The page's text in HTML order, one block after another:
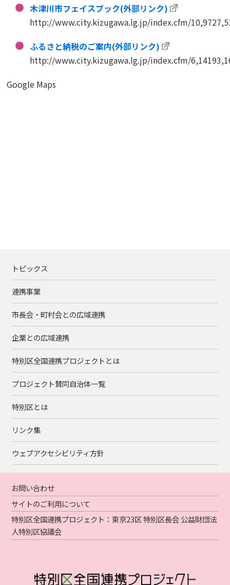
木津川市フェイスブック(外部リンク)
http://www.city.kizugawa.lg.jp/index.cfm/
ふるさと納税のご案内(外部リンク)
http://www.city.kizugawa.lg.jp/index.cfm/
Google Maps
トピックス
連携事業
市長会・町村会との広域連携
企業との広域連携
特別区全国連携プロジェクトとは
プロジェクト賛同自治体一覧
特別区とは
リンク集
ウェブアクセシビリティ方針
お問い合わせ
サイトのご利用について
特別区全国連携プロジェクト：東京23区 特別区長会 公益財団法
人特別区協議会